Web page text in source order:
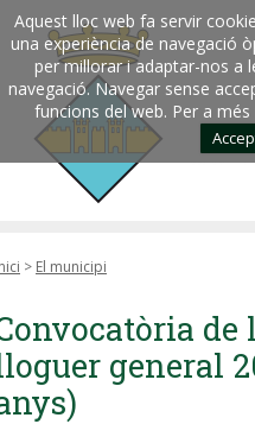
Aquest lloc web fa servir
una experiència de navegació
per millorar i adaptar-nos a
navegació. Navegar sense
funcions del web. Per a
> El municipi
de
general